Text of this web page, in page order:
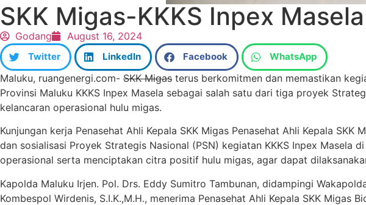
SKK Migas-KKKS Inpex
Godang August 16, 2024
Twitter LinkedIn Facebook WhatsApp
Maluku, ruangenergi.com- SKK Migas terus berkomitmen dan memastikan
Provinsi Maluku KKKS Inpex Masela sebagai salah satu dari tiga proyek
kelancaran operasional hulu migas.
Kunjungan kerja Penasehat Ahli Kepala SKK Migas Penasehat Ahli Kepala
dan sosialisasi Proyek Strategis Nasional (PSN) kegiatan KKKS Inpex Masela
operasional serta menciptakan citra positif hulu migas, agar dapat
Kapolda Maluku Irjen. Pol. Drs. Eddy Sumitro Tambunan, didampingi
Kombespol Wirdenis, S.I.K.,M.H., menerima Penasehat Ahli Kepala SKK Migas